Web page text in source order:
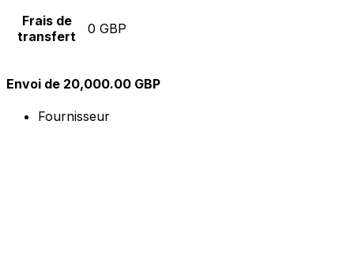
Frais de
transfert
0 GBP
Envoi de 20,000.00 GBP
Fournisseur